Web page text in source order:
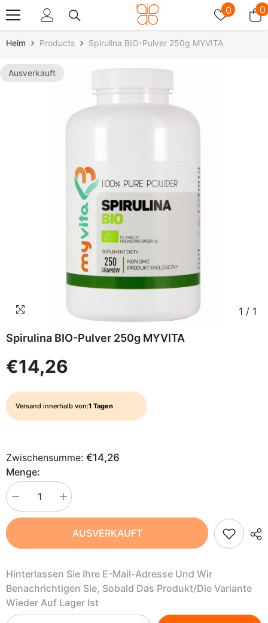
0 00
Heim Products Spirulina BIO-Pulver 250g MYVITA
Ausverkauft
1 / 1
Spirulina BIO-Pulver 250g MYVITA
€14,26
Versand innerhalb von:1 Tagen
Zwischensumme: €14,26
Menge:
verringern
für
Pulver
Menge
erhöhen
für
Spirulina
BIO-AUSVERKAUFT
Hinterlassen Sie Ihre E-Mail-Adresse Und Wir
Benachrichtigen Sie, Sobald Das Produkt/die Variante
Wieder Auf Lager Ist